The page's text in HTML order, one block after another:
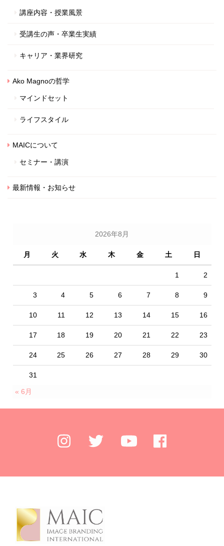
講座内容・授業風景
受講生の声・卒業生実績
キャリア・業界研究
Ako Magnoの哲学
マインドセット
ライフスタイル
MAICについて
セミナー・講演
最新情報・お知らせ
2026年8月
月 火 水 木 金 土 日
1 2
3 4 5 6 7 8 9
10 11 12 13 14 15 16
17 18 19 20 21 22 23
24 25 26 27 28 29 30
31
« 6月